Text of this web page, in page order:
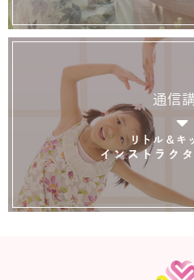
通信
リトル＆キ
インストラク